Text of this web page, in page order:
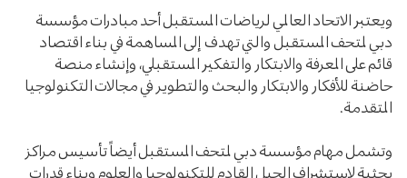
ويعتبر الاتحاد العالمي لرياضات المستقبل أحد مبادرات مؤسسة
دبي لمتحف المستقبل والتي تهدف إلى المساهمة في بناء اقتصاد
قائم على المعرفة والابتكار والتفكير المستقبلي، وإنشاء منصة
حاضنة للأفكار والابتكار والبحث والتطوير في مجالات التكنولوجيا
المتقدمة.
وتشمل مهام مؤسسة دبي لمتحف المستقبل أيضاً تأسيس مراكز
بحثية لاستشراف الجيل القادم للتكنولوجيا والعلوم وبناء قدرات